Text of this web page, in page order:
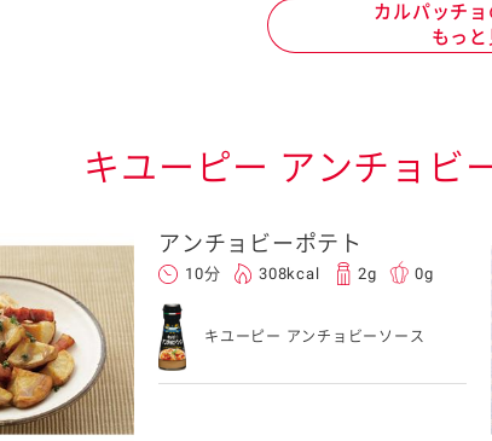
カルパッチ
もっと
キユーピー アンチョビ
アンチョビーポテト
10分 308kcal 2g 0g
キユーピー アンチョビーソース